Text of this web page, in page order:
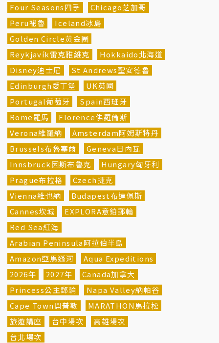
Four Seasons四季
Chicago芝加哥
Peru祕魯
Iceland冰島
Golden Circle黃金圈
Reykjavík雷克雅維克
Hokkaido北海道
Disney迪士尼
St Andrews聖安德魯
Edinburgh愛丁堡
UK英國
Portugal葡萄牙
Spain西班牙
Rome羅馬
Florence佛羅倫斯
Verona維羅納
Amsterdam阿姆斯特丹
Brussels布魯塞爾
Geneva日內瓦
Innsbruck因斯布魯克
Hungary匈牙利
Prague布拉格
Czech捷克
Vienna維也納
Budapest布達佩斯
Cannes坎城
EXPLORA意鉑郵輪
Red Sea紅海
Arabian Peninsula阿拉伯半島
Amazon亞馬遜河
Aqua Expeditions
2026年
2027年
Canada加拿大
Princess公主郵輪
Napa Valley納帕谷
Cape Town開普敦
MARATHON馬拉松
旅遊講座
台中場次
高雄場次
台北場次